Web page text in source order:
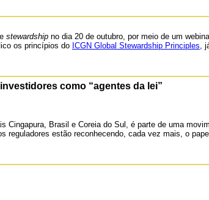
stewardship no dia 20 de outubro, por meio de um
os princípios do ICGN Global Stewardship Principles,
como “agentes da lei”
Cingapura, Brasil e Coreia do Sul, é parte de uma
reguladores estão reconhecendo, cada vez mais, o